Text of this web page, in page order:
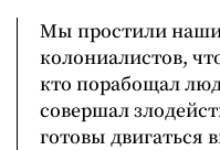
Мы простили
колониалистов,
кто порабощал
совершал
готовы двигаться